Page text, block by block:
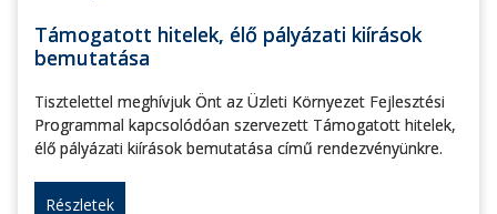
Támogatott hitelek, élő pályázati kiírások
bemutatása
Tisztelettel meghívjuk Önt az Üzleti Környezet Fejlesztési
Programmal kapcsolódóan szervezett Támogatott hitelek,
élő pályázati kiírások bemutatása című rendezvényünkre.
Részletek